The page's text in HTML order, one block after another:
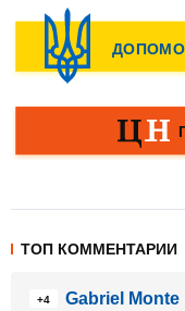
ТОП КОММЕНТАРИИ
+4 Gabriel Monte